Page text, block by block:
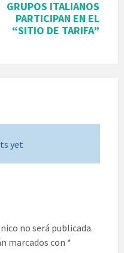
GRUPOS ITALIANOS
PARTICIPAN EN EL
“SITIO DE TARIFA”
yet
no será publicada.
marcados con *